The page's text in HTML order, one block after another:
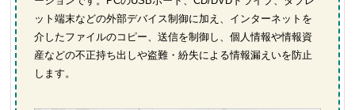
ット端末などの外部デバイス制御に加え、インターネットを
介したファイルのコピー、送信を制御し、個人情報や情報資
産などの不正持ち出しや盗難・紛失による情報漏えいを防止
します。